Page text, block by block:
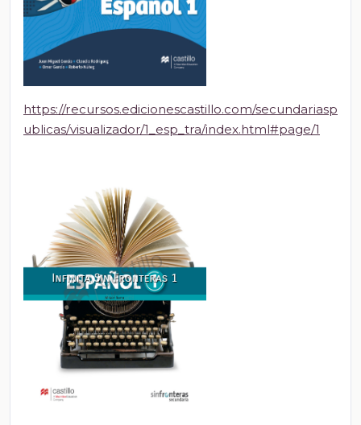
https://recursos.edicionescastillo.com/secundariasp
ublicas/visualizador/1_esp_tra/index.html#page/1